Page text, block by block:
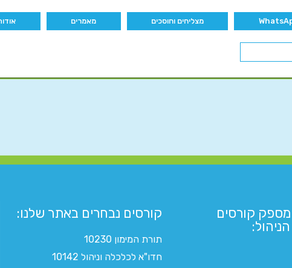
מצליחים וחוסכים מאמרים
קורסים
קורסים נבחרים באתר שלנו:​
תורת המימון 10230
חדו"א לכלכלה וניהול 10142